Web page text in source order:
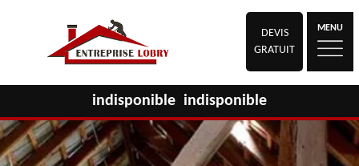
DEVIS
GRATUIT
MENU
indisponible indisponible